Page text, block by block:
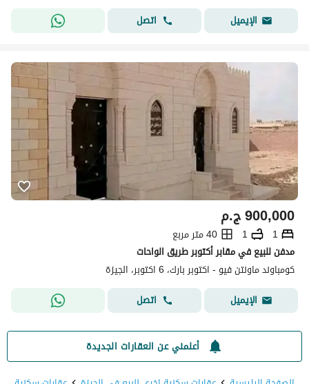
الإيميل
اتصل
ج.م900,000
1
1
40 متر مربع
مدفن للبيع في مقابر أكتوبر طريق الواحات
كومباوند ماونتن فيو - اكتوبر بارك، 6 اكتوبر، الجيزة
الإيميل
اتصل
أعلمني عن العقارات الجديدة